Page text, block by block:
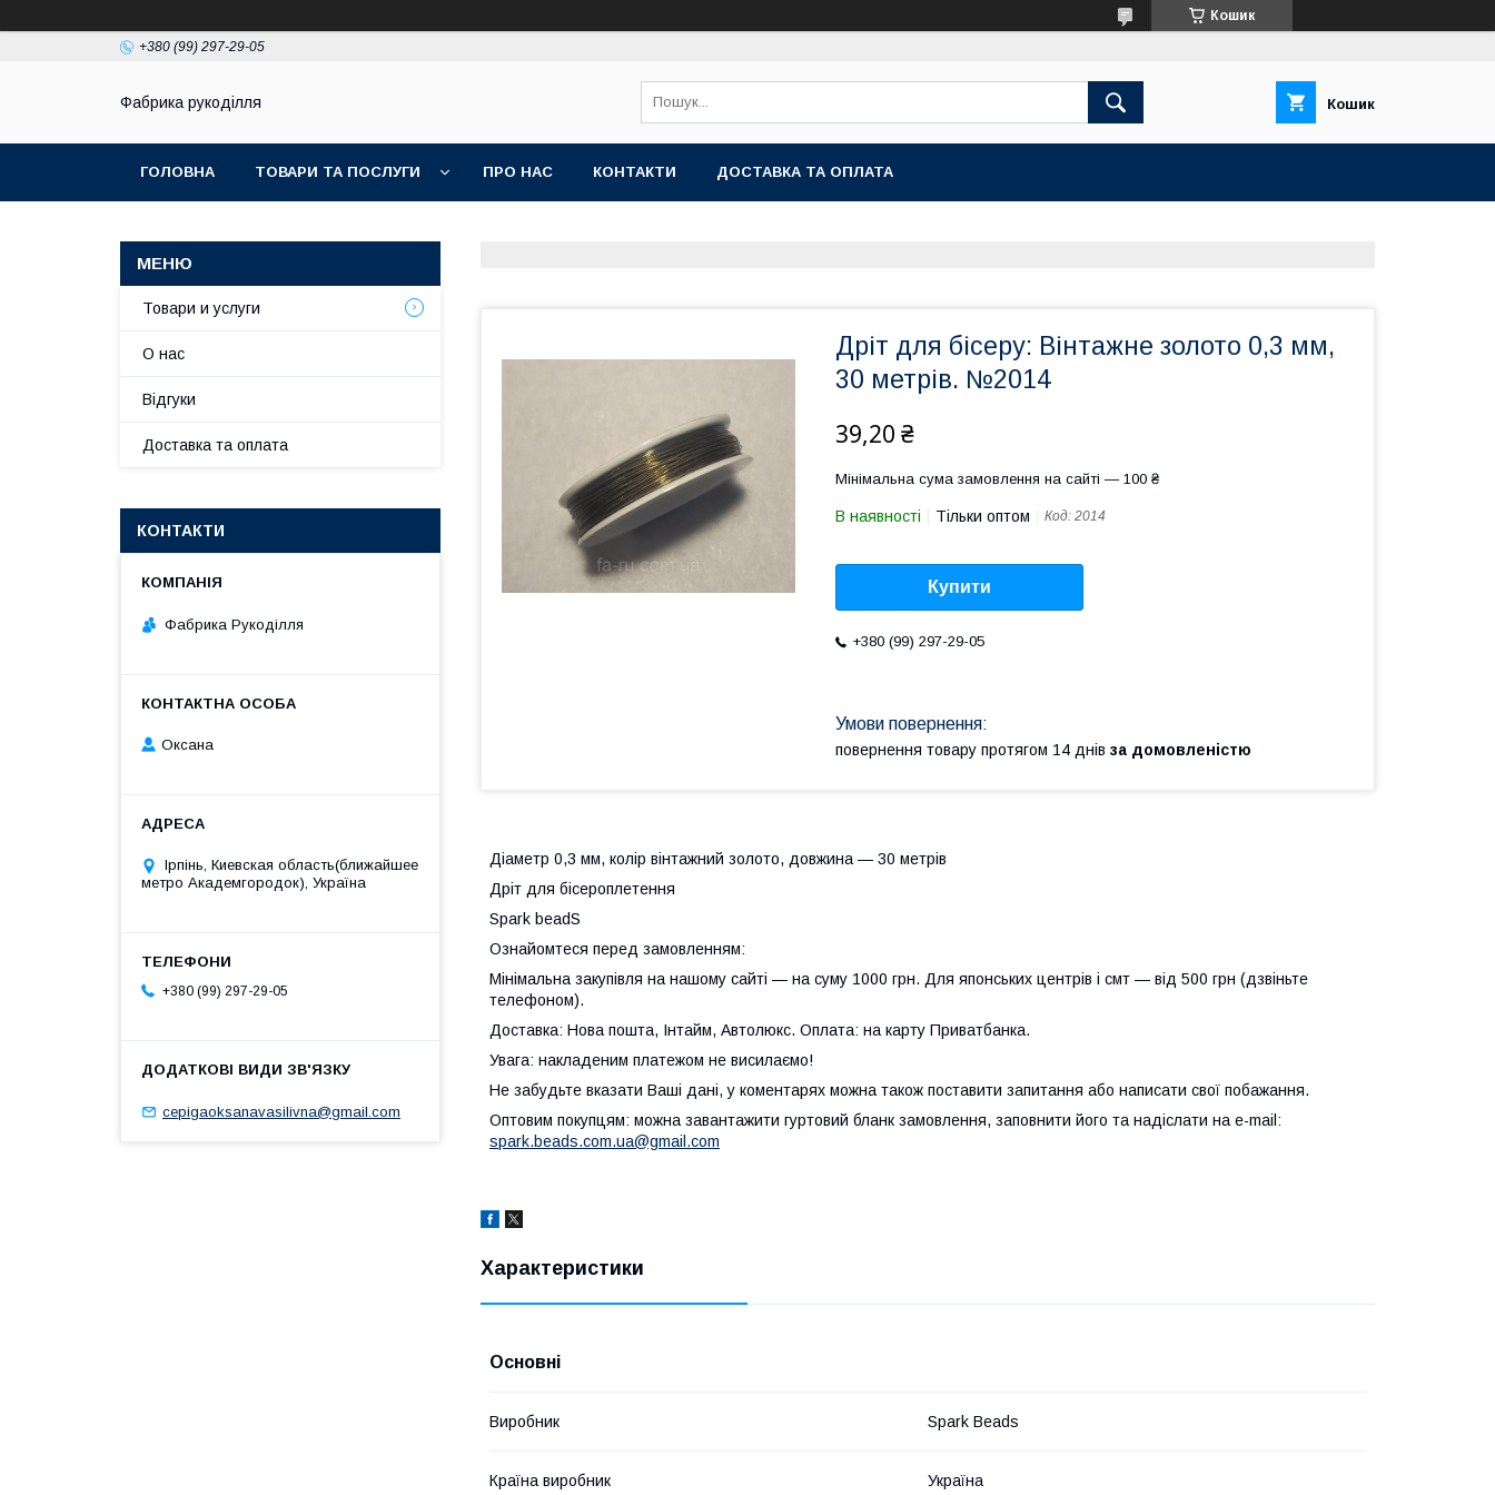
Кошик
+380 (99) 297-29-05
Фабрика рукоділля Кошик
ГОЛОВНА ТОВАРИ ТА ПОСЛУГИ ПРО НАС КОНТАКТИ ДОСТАВКА ТА ОПЛАТА
Дріт для бісеру: Вінтажне золото 0,3 мм,
30 метрів. №2014
39,20 ₴
Мінімальна сума замовлення на сайті — 100 ₴
В наявності Тільки оптом Код: 2014
Купити
+380 (99) 297-29-05
повернення товару протягом 14 днів за домовленістю
Діаметр 0,3 мм, колір вінтажний золото, довжина — 30 метрів
Дріт для бісероплетення
Spark beadS
Ознайомтеся перед замовленням:
Мінімальна закупівля на нашому сайті — на суму 1000 грн. Для японських центрів і смт — від 500 грн (дзвіньте
телефоном).
Доставка: Нова пошта, Інтайм, Автолюкс. Оплата: на карту Приватбанка.
Увага: накладеним платежом не висилаємо!
Не забудьте вказати Ваші дані, у коментарях можна також поставити запитання або написати свої побажання.
Оптовим покупцям: можна завантажити гуртовий бланк замовлення, заповнити його та надіслати на e-mail:
spark.beads.com.ua@gmail.com
Характеристики
Основні
Виробник Spark Beads
Країна виробник Україна
Товари и услуги
О нас
Відгуки
Доставка та оплата
КОНТАКТИ
Фабрика Рукоділля
Оксана
Ірпінь, Киевская область(ближайшее
метро Академгородок), Україна
+380 (99) 297-29-05
cepigaoksanavasilivna@gmail.com